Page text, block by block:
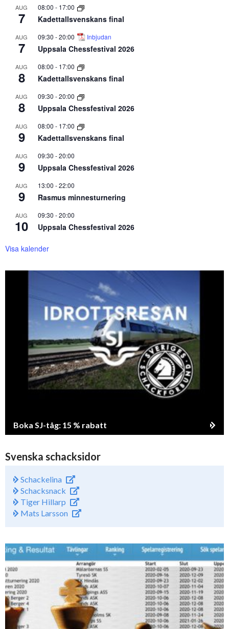
AUG
7
08:00 - 17:00
Kadettallsvenskans final
AUG
7
09:30 -20:00 Inbjudan
Uppsala Chessfestival 2026
AUG
8
08:00 - 17:00
Kadettallsvenskans final
AUG
8
09:30 -20:00
Uppsala Chessfestival 2026
AUG
9
08:00 - 17:00
Kadettallsvenskans final
AUG
9
09:30 -20:00
Uppsala Chessfestival 2026
AUG
9
13:00 -22:00
Rasmus minnesturnering
AUG
10
09:30 -20:00
Uppsala Chessfestival 2026
Visa kalender
Boka SJ-tåg: 15 % rabatt
Svenska schacksidor
Schackelina
Schacksnack
Tiger Hillarp
Mats Larsson